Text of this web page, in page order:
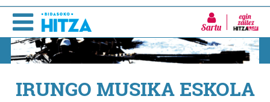
Sartu
IRUNGO MUSIKA ESKOLA